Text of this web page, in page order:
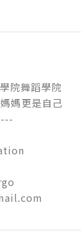
院舞蹈學院
媽更是自己